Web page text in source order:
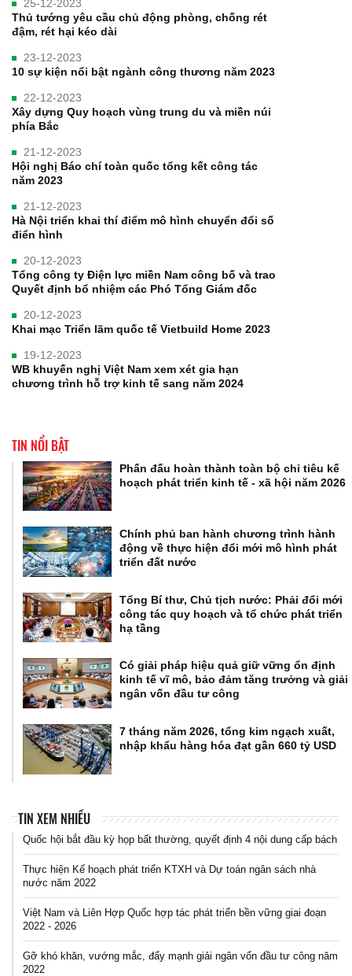
25-12-2023
Thủ tướng yêu cầu chủ động phòng, chống rét
đậm, rét hại kéo dài
23-12-2023
10 sự kiện nổi bật ngành công thương năm 2023
22-12-2023
Xây dựng Quy hoạch vùng trung du và miền núi
phía Bắc
21-12-2023
Hội nghị Báo chí toàn quốc tổng kết công tác
năm 2023
21-12-2023
Hà Nội triển khai thí điểm mô hình chuyển đổi số
điển hình
20-12-2023
Tổng công ty Điện lực miền Nam công bố và trao
Quyết định bổ nhiệm các Phó Tổng Giám đốc
20-12-2023
Khai mạc Triển lãm quốc tế Vietbuild Home 2023
19-12-2023
WB khuyến nghị Việt Nam xem xét gia hạn
chương trình hỗ trợ kinh tế sang năm 2024
TIN NỔI BẬT
Phấn đấu hoàn thành toàn bộ chỉ tiêu kế
hoạch phát triển kinh tế - xã hội năm 2026
Chính phủ ban hành chương trình hành
động về thực hiện đổi mới mô hình phát
triển đất nước
Tổng Bí thư, Chủ tịch nước: Phải đổi mới
công tác quy hoạch và tổ chức phát triển
hạ tầng
Có giải pháp hiệu quả giữ vững ổn định
kinh tế vĩ mô, bảo đảm tăng trưởng và giải
ngân vốn đầu tư công
7 tháng năm 2026, tổng kim ngạch xuất,
nhập khẩu hàng hóa đạt gần 660 tỷ USD
TIN XEM NHIỀU
Quốc hội bắt đầu kỳ họp bất thường, quyết định 4 nội dung cấp bách
Thực hiện Kế hoạch phát triển KTXH và Dự toán ngân sách nhà
nước năm 2022
Việt Nam và Liên Hợp Quốc hợp tác phát triển bền vững giai đoạn
2022 - 2026
Gỡ khó khăn, vướng mắc, đẩy mạnh giải ngân vốn đầu tư công năm
2022